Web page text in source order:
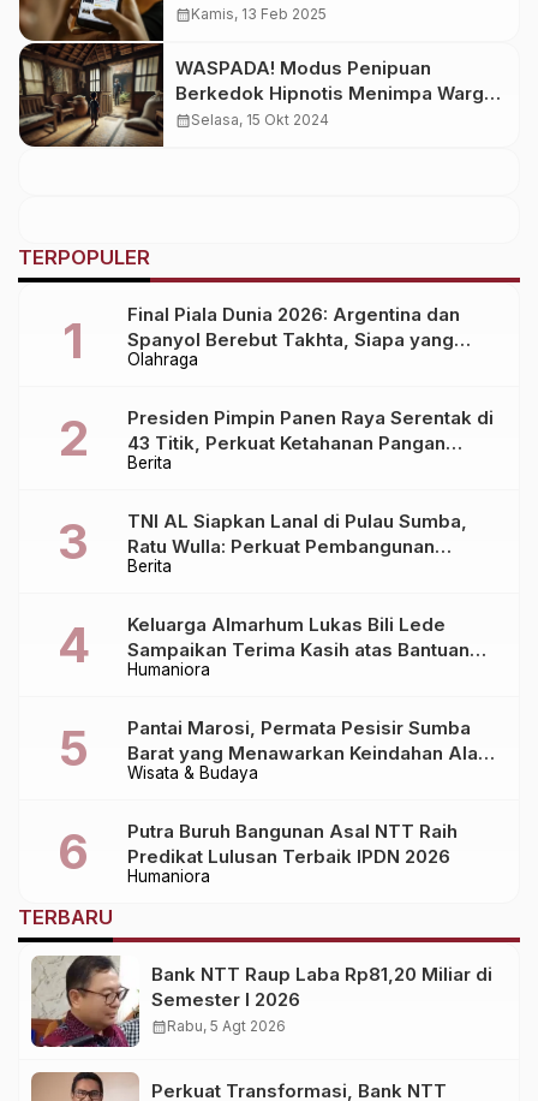
calendar_monthKamis, 13 Feb 2025
WASPADA! Modus Penipuan
Berkedok Hipnotis Menimpa Warga
Sumba Barat Daya
calendar_monthSelasa, 15 Okt 2024
TERPOPULER
Olahraga
Final Piala Dunia 2026: Argentina dan
Spanyol Berebut Takhta, Siapa yang
Lebih Siap?
Berita
Presiden Pimpin Panen Raya Serentak di
43 Titik, Perkuat Ketahanan Pangan
Nasional
Berita
TNI AL Siapkan Lanal di Pulau Sumba,
Ratu Wulla: Perkuat Pembangunan
Daerah!
Humaniora
Keluarga Almarhum Lukas Bili Lede
Sampaikan Terima Kasih atas Bantuan
Berbagai Pihak dalam Pemulangan
Wisata & Budaya
Pantai Marosi, Permata Pesisir Sumba
Barat yang Menawarkan Keindahan Alam
Alami
Humaniora
Putra Buruh Bangunan Asal NTT Raih
Predikat Lulusan Terbaik IPDN 2026
TERBARU
Bank NTT Raup Laba Rp81,20 Miliar di
Semester I 2026
calendar_monthRabu, 5 Agt 2026
Perkuat Transformasi, Bank NTT